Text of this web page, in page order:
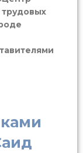
трудовых